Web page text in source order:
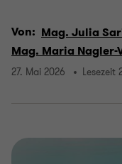
Von: Mag. Julia
Mag. Maria Nagler-
27. Mai 2026 Lesezeit